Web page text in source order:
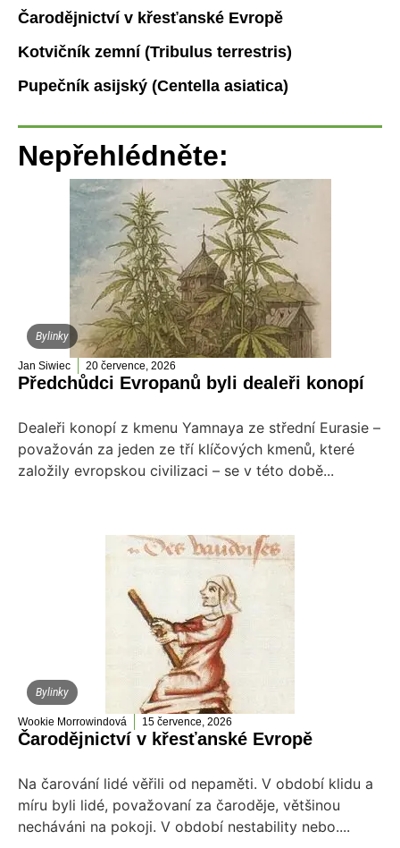
Čarodějnictví v křesťanské Evropě
Kotvičník zemní (Tribulus terrestris)
Pupečník asijský (Centella asiatica)
Nepřehlédněte:
Bylinky
Jan Siwiec 20 července, 2026
Předchůdci Evropanů byli dealeři konopí
Dealeři konopí z kmenu Yamnaya ze střední Eurasie –
považován za jeden ze tří klíčových kmenů, které
založily evropskou civilizaci – se v této době...
Bylinky
Wookie Morrowindová 15 července, 2026
Čarodějnictví v křesťanské Evropě
Na čarování lidé věřili od nepaměti. V období klidu a
míru byli lidé, považovaní za čaroděje, většinou
necháváni na pokoji. V období nestability nebo....